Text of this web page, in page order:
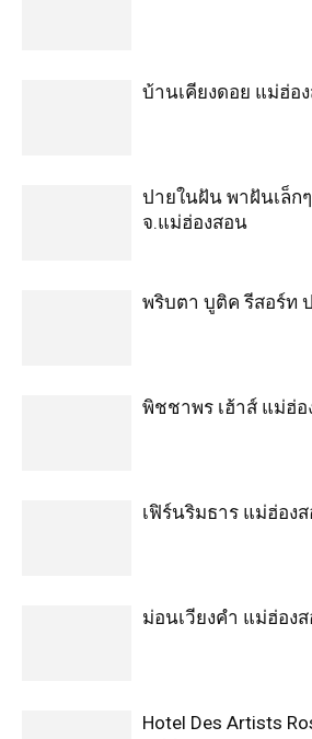
บ้านเคียงดอย แม่ฮ่อ
ปายในฝัน พาฝันเล็ก
จ.แม่ฮ่องสอน
พริบตา บูติค รีสอร์ท
พิชชาพร เฮ้าส์ แม่ฮ่อ
เฟิร์นริมธาร แม่ฮ่อง
ม่อนเวียงคำ แม่ฮ่อง
Hotel Des Artists